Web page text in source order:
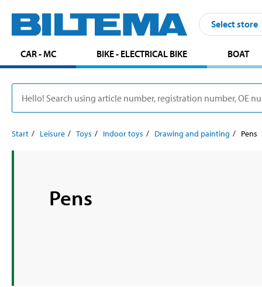
Select store
CAR - MC BIKE - ELECTRICAL BIKE BOAT
Start Leisure Toys Indoor toys Drawing and painting Pens
Pens